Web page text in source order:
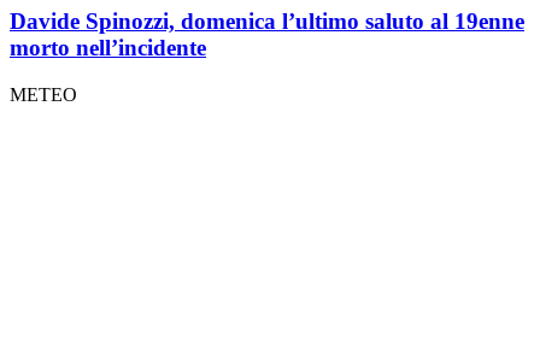
Davide Spinozzi, domenica l’ultimo saluto al 19enne
morto nell’incidente
METEO